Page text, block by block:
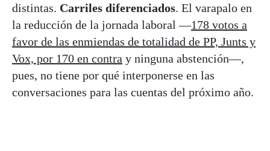
distintas. Carriles diferenciados. El varapalo en
la reducción de la jornada laboral —178 votos a
favor de las enmiendas de totalidad de PP, Junts y
Vox, por 170 en contra y ninguna abstención—,
pues, no tiene por qué interponerse en las
conversaciones para las cuentas del próximo año.